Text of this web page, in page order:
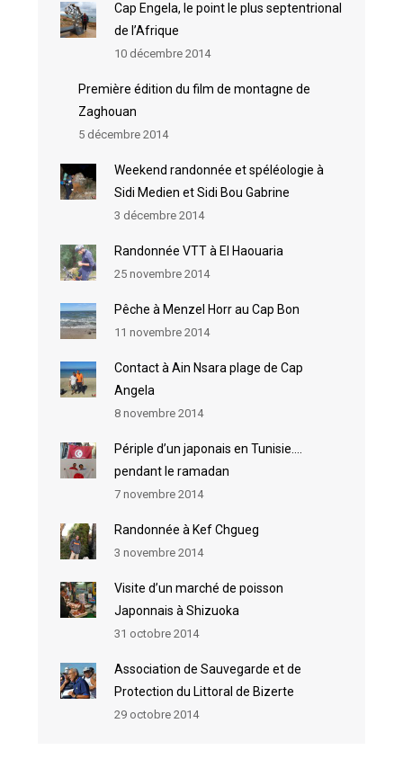
Cap Engela, le point le plus septentrional
de l’Afrique
10 décembre 2014
Première édition du film de montagne de
Zaghouan
5 décembre 2014
Weekend randonnée et spéléologie à
Sidi Medien et Sidi Bou Gabrine
3 décembre 2014
Randonnée VTT à El Haouaria
25 novembre 2014
Pêche à Menzel Horr au Cap Bon
11 novembre 2014
Contact à Ain Nsara plage de Cap
Angela
8 novembre 2014
Périple d’un japonais en Tunisie….
pendant le ramadan
7 novembre 2014
Randonnée à Kef Chgueg
3 novembre 2014
Visite d’un marché de poisson
Japonnais à Shizuoka
31 octobre 2014
Association de Sauvegarde et de
Protection du Littoral de Bizerte
29 octobre 2014